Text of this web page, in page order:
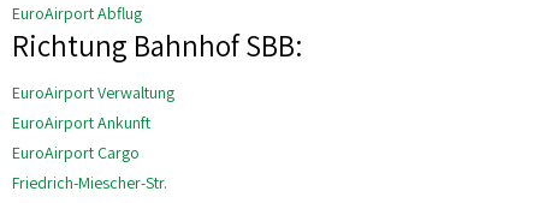
EuroAirport Abflug
Richtung Bahnhof SBB:
EuroAirport Verwaltung
EuroAirport Ankunft
EuroAirport Cargo
Friedrich-Miescher-Str.